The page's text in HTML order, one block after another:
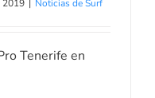
2019 | Noticias de Surf
Tenerife en